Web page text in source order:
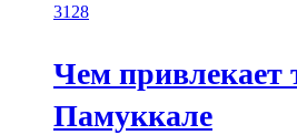
3128
Чем привлекает
Памуккале